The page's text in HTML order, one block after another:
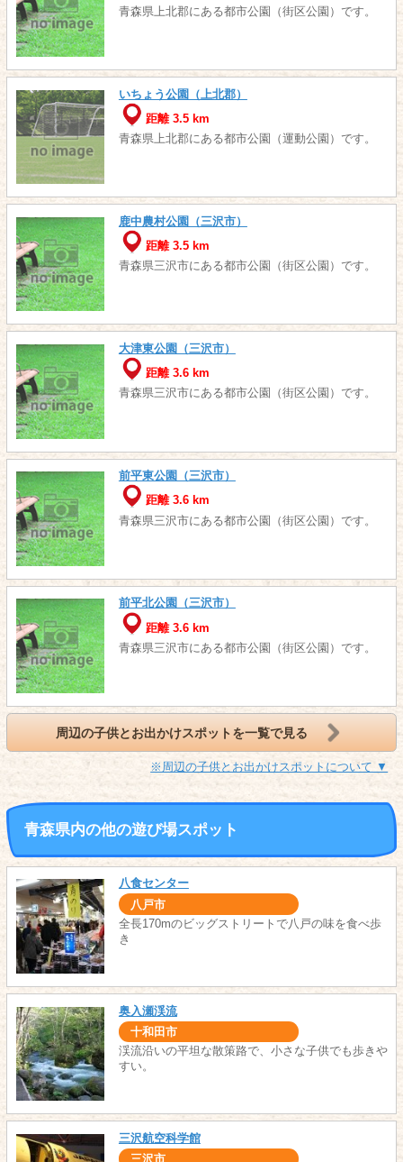
青森県上北郡にある都市公園（街区公園）です。
いちょう公園（上北郡）
距離 3.5 km
青森県上北郡にある都市公園（運動公園）です。
鹿中農村公園（三沢市）
距離 3.5 km
青森県三沢市にある都市公園（街区公園）です。
大津東公園（三沢市）
距離 3.6 km
青森県三沢市にある都市公園（街区公園）です。
前平東公園（三沢市）
距離 3.6 km
青森県三沢市にある都市公園（街区公園）です。
前平北公園（三沢市）
距離 3.6 km
青森県三沢市にある都市公園（街区公園）です。
周辺の子供とお出かけスポットを一覧で見る
※周辺の子供とお出かけスポットについて ▼
青森県内の他の遊び場スポット
八食センター
八戸市
全長170mのビッグストリートで八戸の味を食べ歩
き
奥入瀬渓流
十和田市
渓流沿いの平坦な散策路で、小さな子供でも歩きや
すい。
三沢航空科学館
三沢市